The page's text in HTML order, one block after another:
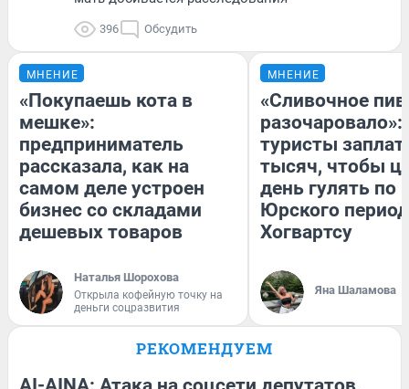
396 Обсудить
МНЕНИЕ
«Покупаешь кота в
мешке»:
предприниматель
рассказала, как на
самом деле устроен
бизнес со складами
дешевых товаров
Наталья Шорохова
Открыла кофейную точку на
деньги соцразвития
МНЕНИЕ
«Сливочное
разочаровало»:
туристы
тысяч, чтобы
день гулять по
Юрского
Хогвартсу
Яна Шаламова
РЕКОМЕНДУЕМ